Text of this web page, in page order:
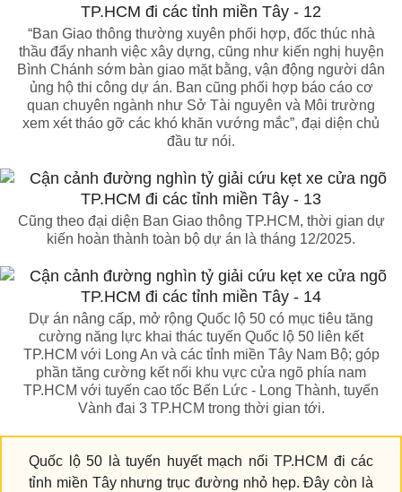
“Ban Giao thông thường xuyên phối hợp, đốc thúc nhà
thầu đẩy nhanh việc xây dựng, cũng như kiến nghị huyện
Bình Chánh sớm bàn giao mặt bằng, vận động người dân
ủng hộ thi công dự án. Ban cũng phối hợp báo cáo cơ
quan chuyên ngành như Sở Tài nguyên và Môi trường
xem xét tháo gỡ các khó khăn vướng mắc”, đại diện chủ
đầu tư nói.
Cũng theo đại diện Ban Giao thông TP.HCM, thời gian dự
kiến hoàn thành toàn bộ dự án là tháng 12/2025.
Dự án nâng cấp, mở rộng Quốc lộ 50 có mục tiêu tăng
cường năng lực khai thác tuyến Quốc lộ 50 liên kết
TP.HCM với Long An và các tỉnh miền Tây Nam Bộ; góp
phần tăng cường kết nối khu vực cửa ngõ phía nam
TP.HCM với tuyến cao tốc Bến Lức - Long Thành, tuyến
Vành đai 3 TP.HCM trong thời gian tới.
Quốc lộ 50 là tuyến huyết mạch nối TP.HCM đi các
tỉnh miền Tây nhưng trục đường nhỏ hẹp. Đây còn là